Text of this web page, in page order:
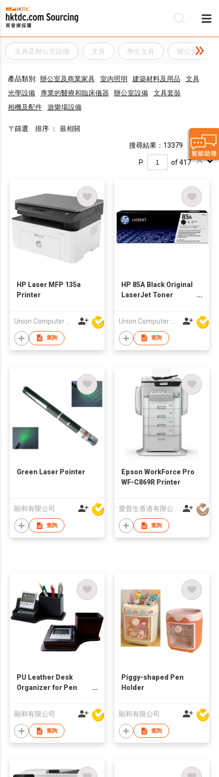
文具及辦公室設備 文具 學生文具 辦公文具
產品類別: 辦公室及商業家具 室內照明 建築材料及用品
文具
光學設備
專業的醫療和臨床儀器 辦公室設備
文具套裝
相機及配件
遊樂場設備
篩選 排序 ： 最相關
搜尋結果：13379
P. of 417
HP Laser MFP 135a
Printer
查詢
HP 85A Black Original
LaserJet Toner
查詢
Green Laser Pointer
顯和有限公司
查詢
Epson WorkForce Pro
WF-C869R Printer
查詢
PU Leather Desk
Organizer for Pen
顯和有限公司
查詢
Piggy-shaped Pen
Holder
顯和有限公司
查詢